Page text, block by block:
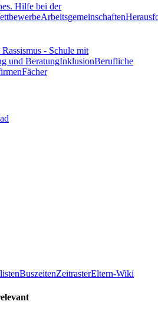
Hilfe bei der
Arbeitsgemeinschaften
- Schule mit
und BeratungInklusionBerufliche
Fächer
BuszeitenZeitrasterEltern-Wiki